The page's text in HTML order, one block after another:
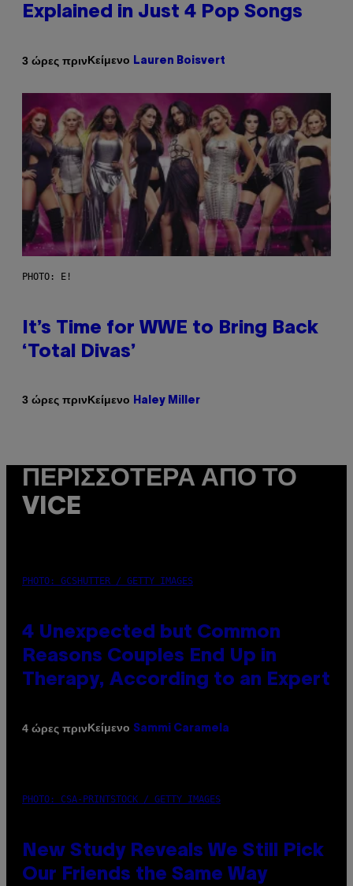
Explained in Just 4 Pop Songs
3 ώρες πρινΚείμενο Lauren Boisvert
PHOTO: E!
It’s Time for WWE to Bring Back
‘Total Divas’
3 ώρες πρινΚείμενο Haley Miller
ΠΕΡΙΣΣΌΤΕΡΑ ΑΠΌ ΤΟ
VICE
PHOTO: GCSHUTTER / GETTY IMAGES
4 Unexpected but Common
Reasons Couples End Up in
Therapy, According to an Expert
4 ώρες πρινΚείμενο Sammi Caramela
PHOTO: CSA-PRINTSTOCK / GETTY IMAGES
New Study Reveals We Still Pick
Our Friends the Same Way